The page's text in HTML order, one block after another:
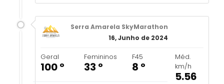
Serra Amarela SkyMarathon
16, Junho de 2024
Geral
100 º
Femininos
33 º
F45
8 º
Méd.
km/h
5.56